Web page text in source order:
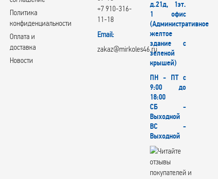
Политика
конфиденциальности
Оплата и
доставка
Новости
+7 910-316-
11-18
Email:
zakaz@mirkoles46.ru
д.21д, 1эт.
1 офис
(Административное
желтое
здание с
зеленой
крышей)
ПН - ПТ с
9:00 до
18:00
СБ -
Выходной
ВС -
Выходной